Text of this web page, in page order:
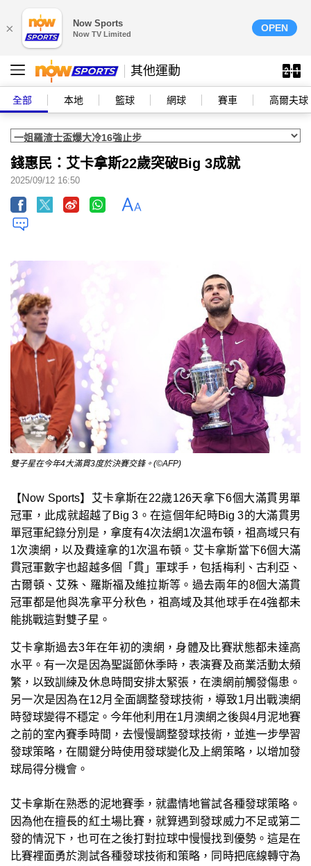
× Now Sports
Now TV Limited
OPEN
其他運動
全部 本地 籃球 網球 賽車 高爾夫球
錢惠民：艾卡拿斯22歲突破Big 3成就
2025/09/12 16:50
雙子星在今年4大滿貫3度於決賽交鋒。(©AFP)
【Now Sports】艾卡拿斯在22歲126天拿下6個大滿貫男單
冠軍，此成就超越了Big 3。在這個年紀時Big 3的大滿貫男
單冠軍紀錄分別是，拿度有4次法網1次溫布頓，祖高域只有
1次澳網，以及費達拿的1次溫布頓。艾卡拿斯當下6個大滿
貫冠軍數字也超越多個「貫」軍球手，包括梅利、古利亞、
古爾頓、艾殊、羅斯福及維拉斯等。過去兩年的8個大滿貫
冠軍都是他與冼拿平分秋色，祖高域及其他球手在4強都未
能挑戰這對雙子星。
艾卡拿斯過去3年在年初的澳網，身體及比賽狀態都未達高
水平。有一次是因為聖誕節休季時，表演賽及商業活動太頻
繁，以致訓練及休息時間安排太緊張，在澳網前觸發傷患。
另一次是因為在12月全面調整發球技術，導致1月出戰澳網
時發球變得不穩定。今年他利用在1月澳網之後與4月泥地賽
之前的室內賽季時間，去慢慢調整發球技術，並進一步學習
發球策略，在關鍵分時使用發球變化及上網策略，以增加發
球局得分機會。
艾卡拿斯在熟悉的泥地賽季，就盡情地嘗試各種發球策略。
因為他在擅長的紅土場比賽，就算遇到發球威力不足或第二
發的情況下，也可在之後打對拉球中慢慢找到優勢。這是在
比賽裡面勇於測試各種發球技術和策略，同時把底線轉守為